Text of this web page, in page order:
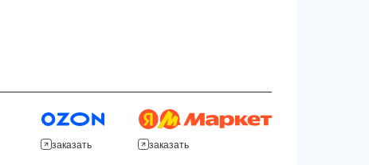
заказать заказать